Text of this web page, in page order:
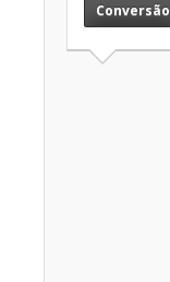
Conversão